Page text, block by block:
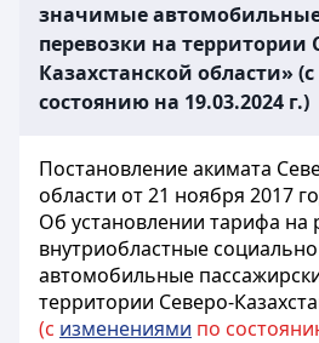
значимые
перевозки на территории
Казахстанской области»
состоянию на 19.03.2024 г.)
Постановление акимата
области от 21 ноября 2017
Об установлении тарифа на
внутриобластные
автомобильные
территории Северо-
(с изменениями по